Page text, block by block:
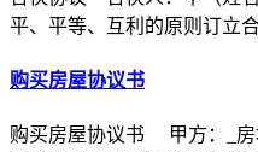
平、平等、互利的原则订
购买房屋协议书
购买房屋协议书 甲方：_房